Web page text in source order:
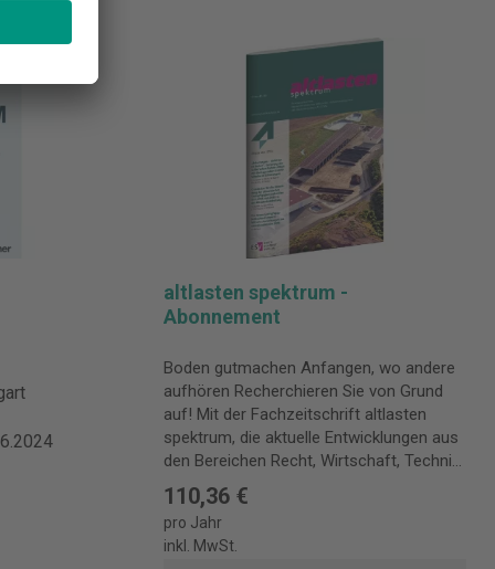
altlasten spektrum -
Abonnement
Boden gutmachen Anfangen, wo andere
aufhören Recherchieren Sie von Grund
auf! Mit der Fachzeitschrift altlasten
spektrum, die aktuelle Entwicklungen aus
den Bereichen Recht, Wirtschaft, Technik
und Wissenschaft bei der
Altlastenbearbeitung, beim
Sanierungsmanagement und
Flächenrecycling praxisnah im Blick
110,36 €
pro Jahr
inkl. MwSt.